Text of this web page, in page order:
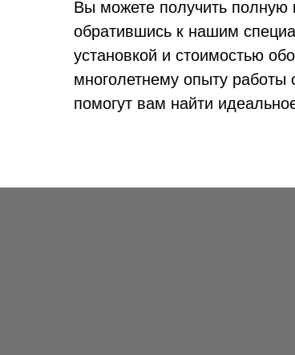
Вы можете получить полную
обратившись к нашим
установкой и стоимостью
многолетнему опыту
помогут вам найти